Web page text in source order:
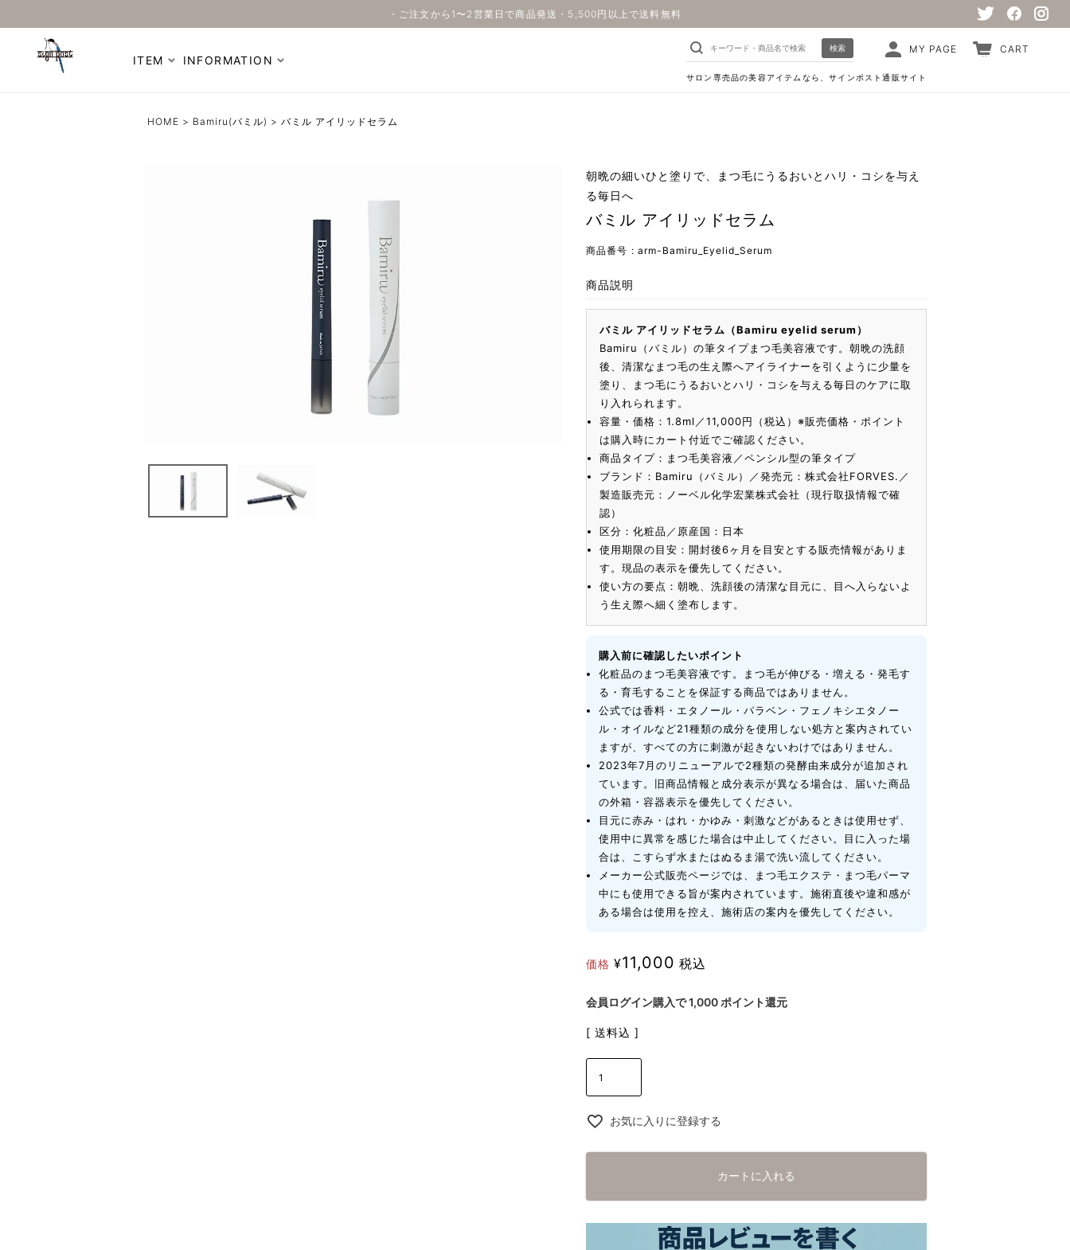
・ご注文から1〜2営業日で商品発送・5,500円以上で送料無料
ITEM INFORMATION
検索 MY PAGE CART
サロン専売品の美容アイテムなら、サインポスト通販サイト
HOME Bamiru(バミル) バミル アイリッドセラム
朝晩の細いひと塗りで、まつ毛にうるおいとハリ・コシを与え
る毎日へ
バミル アイリッドセラム
商品番号 arm-Bamiru_Eyelid_Serum
商品説明
バミル アイリッドセラム（Bamiru eyelid serum）
Bamiru（バミル）の筆タイプまつ毛美容液です。朝晩の洗顔
後、清潔なまつ毛の生え際へアイライナーを引くように少量を
塗り、まつ毛にうるおいとハリ・コシを与える毎日のケアに取
り入れられます。
容量・価格：1.8ml／11,000円（税込）※販売価格・ポイント
は購入時にカート付近でご確認ください。
商品タイプ：まつ毛美容液／ペンシル型の筆タイプ
ブランド：Bamiru（バミル）／発売元：株式会社FORVES.／
製造販売元：ノーベル化学宏業株式会社（現行取扱情報で確
認）
区分：化粧品／原産国：日本
使用期限の目安：開封後6ヶ月を目安とする販売情報がありま
す。現品の表示を優先してください。
使い方の要点：朝晩、洗顔後の清潔な目元に、目へ入らないよ
う生え際へ細く塗布します。
購入前に確認したいポイント
化粧品のまつ毛美容液です。まつ毛が伸びる・増える・発毛す
る・育毛することを保証する商品ではありません。
公式では香料・エタノール・パラベン・フェノキシエタノー
ル・オイルなど21種類の成分を使用しない処方と案内されてい
ますが、すべての方に刺激が起きないわけではありません。
2023年7月のリニューアルで2種類の発酵由来成分が追加され
ています。旧商品情報と成分表示が異なる場合は、届いた商品
の外箱・容器表示を優先してください。
目元に赤み・はれ・かゆみ・刺激などがあるときは使用せず、
使用中に異常を感じた場合は中止してください。目に入った場
合は、こすらず水またはぬるま湯で洗い流してください。
メーカー公式販売ページでは、まつ毛エクステ・まつ毛パーマ
中にも使用できる旨が案内されています。施術直後や違和感が
ある場合は使用を控え、施術店の案内を優先してください。
価格 ¥11,000 税込
会員ログイン購入で1,000 ポイント還元
送料込
お気に入りに登録する
カートに入れる